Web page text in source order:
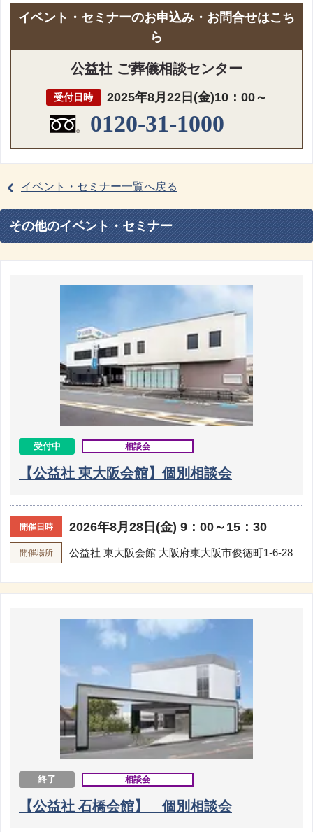
イベント・セミナーのお申込み・お問合せはこち
ら
公益社 ご葬儀相談センター
受付日時 2025年8月22日(金)10：00～
0120-31-1000
イベント・セミナー一覧へ戻る
その他のイベント・セミナー
受付中 相談会
【公益社 東大阪会館】個別相談会
開催日時 2026年8月28日(金) 9：00～15：30
開催場所 公益社 東大阪会館 大阪府東大阪市俊徳町1-6-28
終了 相談会
【公益社 石橋会館】 個別相談会